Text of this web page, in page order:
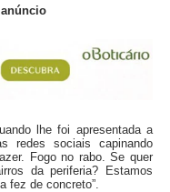
lhe foi apresentada a
redes sociais capinando
Fogo no rabo. Se quer
da periferia? Estamos
fez de concreto”.